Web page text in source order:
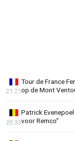
Tour de France
op de Mont
21:21
Patrick
voor Remco"
20:33